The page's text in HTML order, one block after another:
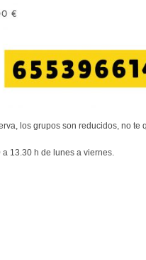
los grupos son reducidos, no te
13.30 h de lunes a viernes.